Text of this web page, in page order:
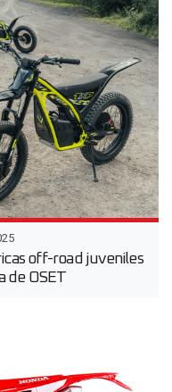
off-road juveniles
de OSET